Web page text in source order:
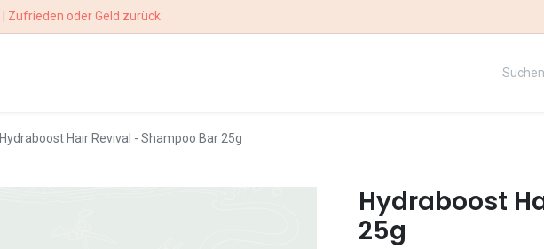
| Zufrieden oder Geld zurück
Hydraboost Hair Revival - Shampoo Bar 25g
Hydraboost
25g